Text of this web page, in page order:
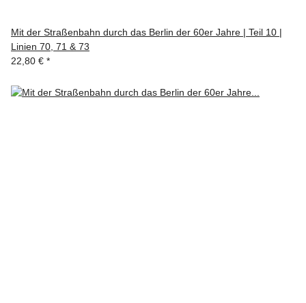
Mit der Straßenbahn durch das Berlin der 60er Jahre | Teil 10 |
Linien 70, 71 & 73
22,80 € *